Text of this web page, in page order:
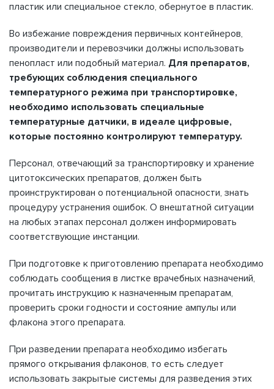
пластик или специальное стекло, обернутое в пластик.
Во избежание повреждения первичных контейнеров,
производители и перевозчики должны использовать
пенопласт или подобный материал. Для препаратов,
требующих соблюдения специального
температурного режима при транспортировке,
необходимо использовать специальные
температурные датчики, в идеале цифровые,
которые постоянно контролируют температуру.
Персонал, отвечающий за транспортировку и хранение
цитотоксических препаратов, должен быть
проинструктирован о потенциальной опасности, знать
процедуру устранения ошибок. О внештатной ситуации
на любых этапах персонал должен информировать
соответствующие инстанции.
При подготовке к приготовлению препарата необходимо
соблюдать сообщения в листке врачебных назначений,
прочитать инструкцию к назначенным препаратам,
проверить сроки годности и состояние ампулы или
флакона этого препарата.
При разведении препарата необходимо избегать
прямого открывания флаконов, то есть следует
использовать закрытые системы для разведения этих